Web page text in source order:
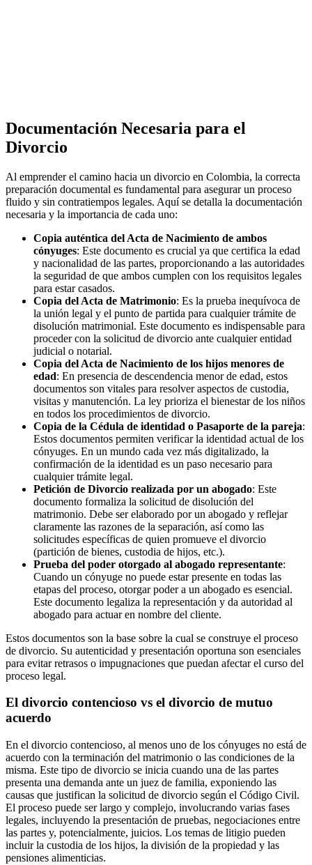
Documentación Necesaria para el
Divorcio
Al emprender el camino hacia un divorcio en Colombia, la correcta
preparación documental es fundamental para asegurar un proceso
fluido y sin contratiempos legales. Aquí se detalla la documentación
necesaria y la importancia de cada uno:
Copia auténtica del Acta de Nacimiento de ambos
cónyuges: Este documento es crucial ya que certifica la edad
y nacionalidad de las partes, proporcionando a las autoridades
la seguridad de que ambos cumplen con los requisitos legales
para estar casados.
Copia del Acta de Matrimonio: Es la prueba inequívoca de
la unión legal y el punto de partida para cualquier trámite de
disolución matrimonial. Este documento es indispensable para
proceder con la solicitud de divorcio ante cualquier entidad
judicial o notarial.
Copia del Acta de Nacimiento de los hijos menores de
edad: En presencia de descendencia menor de edad, estos
documentos son vitales para resolver aspectos de custodia,
visitas y manutención. La ley prioriza el bienestar de los niños
en todos los procedimientos de divorcio.
Copia de la Cédula de identidad o Pasaporte de la pareja:
Estos documentos permiten verificar la identidad actual de los
cónyuges. En un mundo cada vez más digitalizado, la
confirmación de la identidad es un paso necesario para
cualquier trámite legal.
Petición de Divorcio realizada por un abogado: Este
documento formaliza la solicitud de disolución del
matrimonio. Debe ser elaborado por un abogado y reflejar
claramente las razones de la separación, así como las
solicitudes específicas de quien promueve el divorcio
(partición de bienes, custodia de hijos, etc.).
Prueba del poder otorgado al abogado representante:
Cuando un cónyuge no puede estar presente en todas las
etapas del proceso, otorgar poder a un abogado es esencial.
Este documento legaliza la representación y da autoridad al
abogado para actuar en nombre del cliente.
Estos documentos son la base sobre la cual se construye el proceso
de divorcio. Su autenticidad y presentación oportuna son esenciales
para evitar retrasos o impugnaciones que puedan afectar el curso del
proceso legal.
El divorcio contencioso vs el divorcio de mutuo
acuerdo
En el divorcio contencioso, al menos uno de los cónyuges no está de
acuerdo con la terminación del matrimonio o las condiciones de la
misma. Este tipo de divorcio se inicia cuando una de las partes
presenta una demanda ante un juez de familia, exponiendo las
causas que justifican la solicitud de divorcio según el Código Civil.
El proceso puede ser largo y complejo, involucrando varias fases
legales, incluyendo la presentación de pruebas, negociaciones entre
las partes y, potencialmente, juicios. Los temas de litigio pueden
incluir la custodia de los hijos, la división de la propiedad y las
pensiones alimenticias.